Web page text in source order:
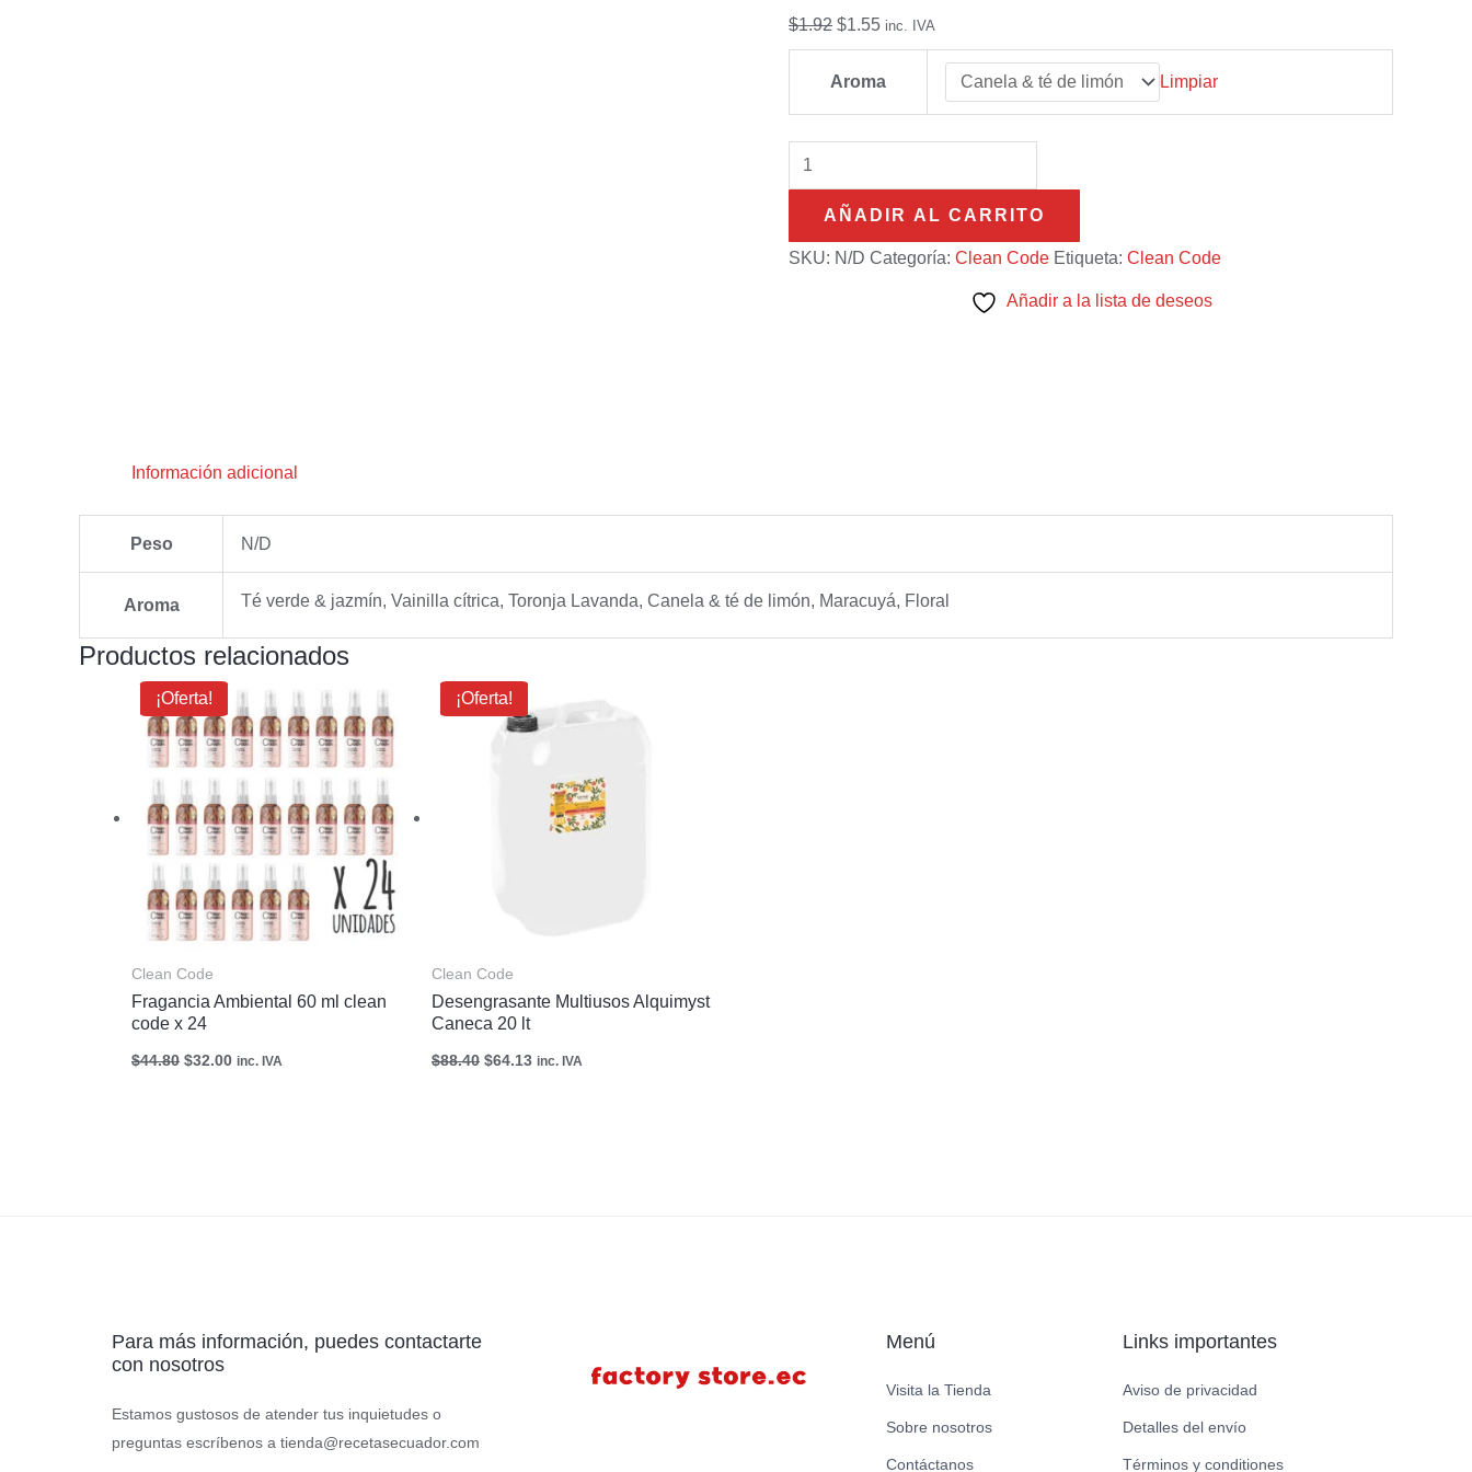
$1.92 $1.55 inc. IVA
Aroma Limpiar
AÑADIR AL CARRITO
SKU: N/D Categoría: Clean Code Etiqueta: Clean Code
Añadir a la lista de deseos
Información adicional
Peso N/D
Aroma Té verde & jazmín, Vainilla cítrica, Toronja Lavanda, Canela & té de limón, Maracuyá, Floral
Productos relacionados
¡Oferta!
Clean Code
Fragancia Ambiental 60 ml clean
code x 24
$44.80
El
precio
original
era:
$44.80.
$32.00
actual
es:
$32.00.
inc. IVA
¡Oferta!
Clean Code
Desengrasante Multiusos Alquimyst
Caneca 20 lt
$88.40
El
precio
original
$64.13
actual
inc. IVA
Para más información, puedes contactarte
con nosotros
Estamos gustosos de atender tus inquietudes o
preguntas escríbenos a tienda@recetasecuador.com
Menú
Visita la Tienda
Sobre nosotros
Contáctanos
Links importantes
Aviso de privacidad
Detalles del envío
Términos y conditiones